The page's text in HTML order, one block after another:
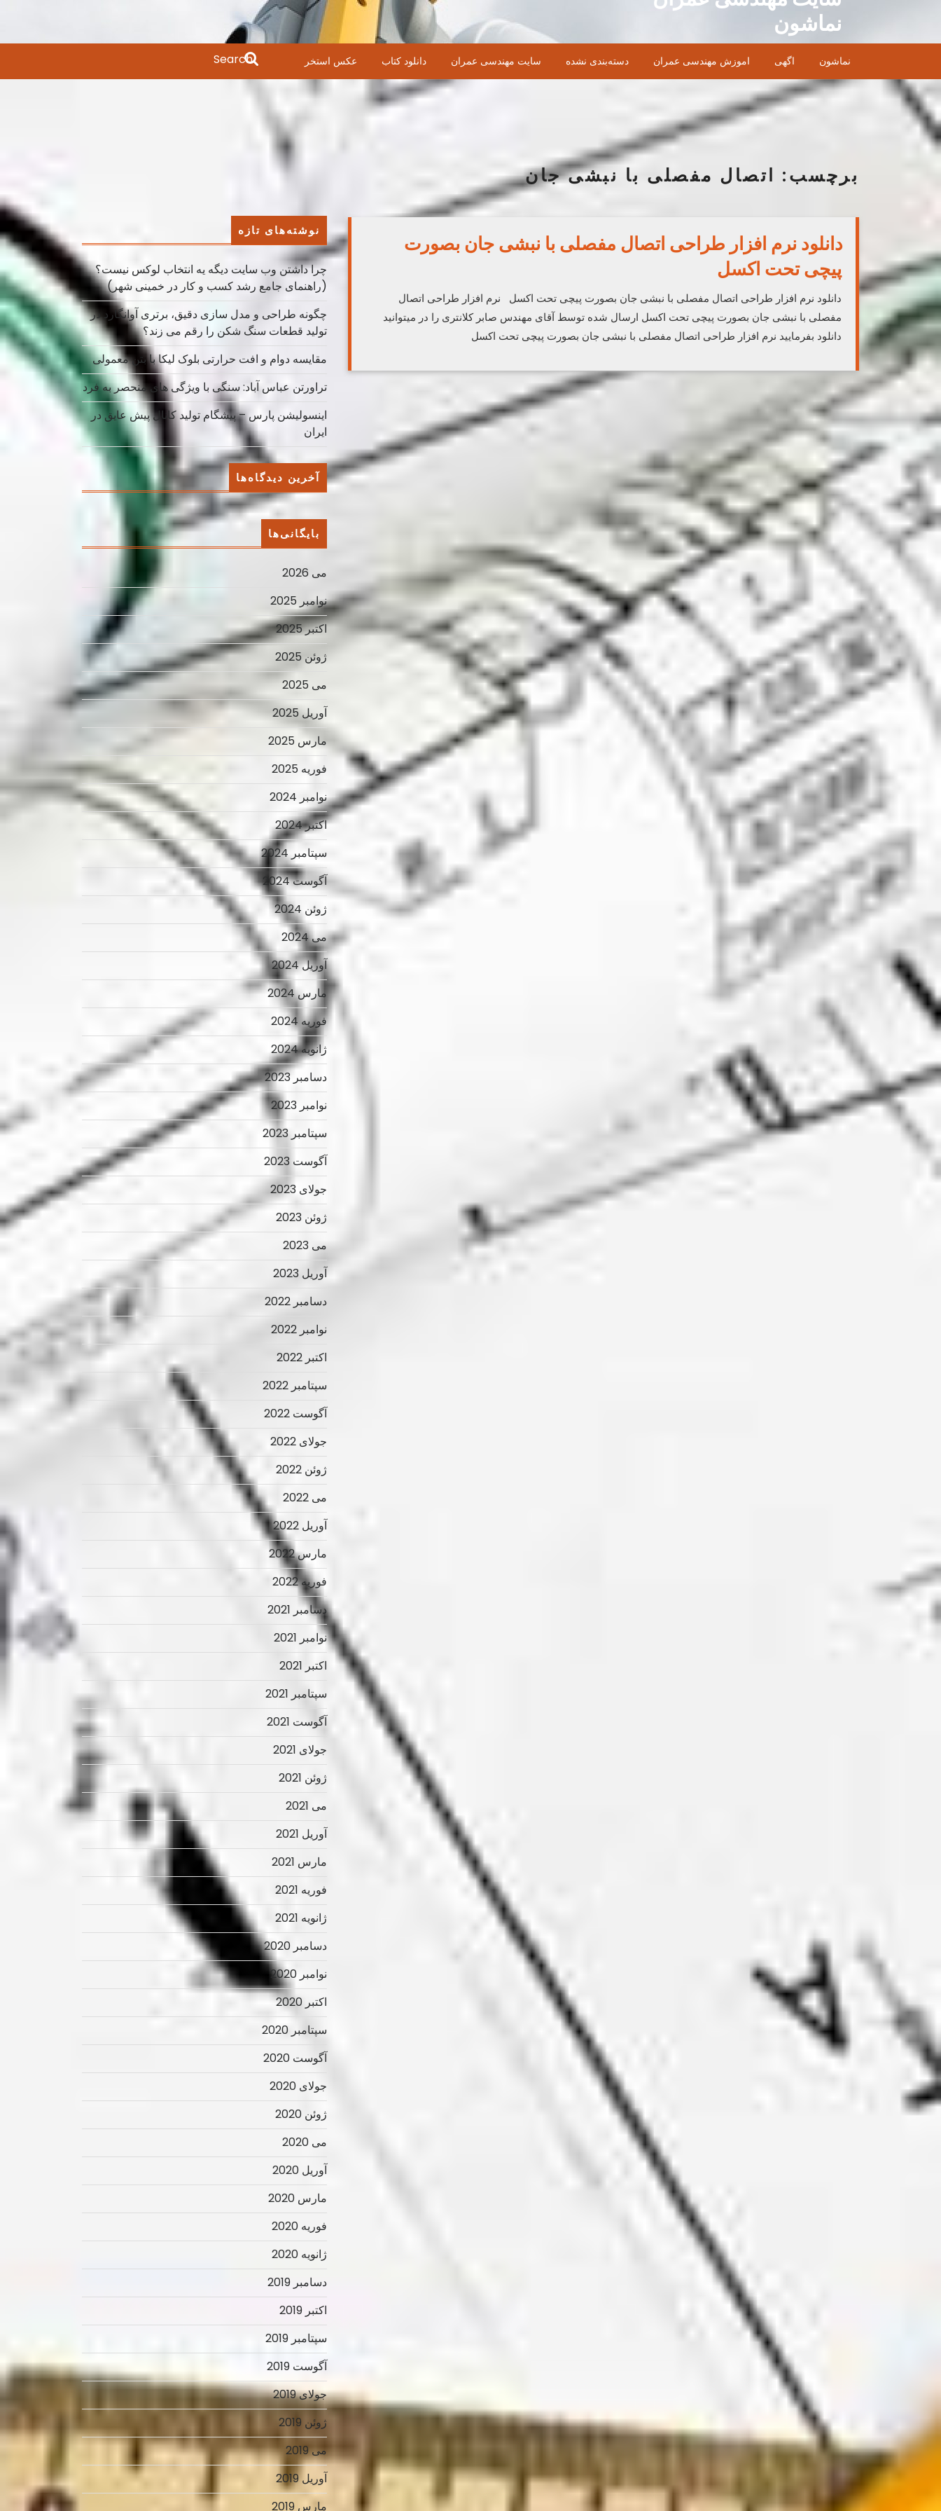
content
نماشون
نماشون اگهی اموزش مهندسی عمران دسته‌بندی نشده سایت مهندسی عمران دانلود کتاب عکس استخر
Search
for:
برچسب: اتصال مفصلی با نبشی جان
دانلود نرم افزار طراحی اتصال مفصلی با نبشی جان بصورت
پیچی تحت اکسل
دانلود نرم افزار طراحی اتصال مفصلی با نبشی جان بصورت پیچی تحت اکسل نرم افزار طراحی اتصال
مفصلی با نبشی جان بصورت پیچی تحت اکسل ارسال شده توسط آقای مهندس صابر کلانتری را در میتوانید
دانلود بفرمایید نرم افزار طراحی اتصال مفصلی با نبشی جان بصورت پیچی تحت اکسل
نوشته‌های تازه
چرا داشتن وب سایت دیگه یه انتخاب لوکس نیست؟
(راهنمای جامع رشد کسب ‌و کار در خمینی ‌شهر)
چگونه طراحی و مدل سازی دقیق، برتری آوانگارد در
تولید قطعات سنگ شکن را رقم می زند؟
مقایسه دوام و افت حرارتی بلوک لیکا با بتن معمولی
تراورتن عباس آباد: سنگی با ویژگی های منحصر به فرد
اینسولیشن پارس – پیشگام تولید کانال پیش عایق در
ایران
آخرین دیدگاه‌ها
بایگانی‌ها
می 2026
نوامبر 2025
اکتبر 2025
ژوئن 2025
می 2025
آوریل 2025
مارس 2025
فوریه 2025
نوامبر 2024
اکتبر 2024
سپتامبر 2024
آگوست 2024
ژوئن 2024
می 2024
آوریل 2024
مارس 2024
فوریه 2024
ژانویه 2024
دسامبر 2023
نوامبر 2023
سپتامبر 2023
آگوست 2023
جولای 2023
ژوئن 2023
می 2023
آوریل 2023
دسامبر 2022
نوامبر 2022
اکتبر 2022
سپتامبر 2022
آگوست 2022
جولای 2022
ژوئن 2022
می 2022
آوریل 2022
مارس 2022
فوریه 2022
دسامبر 2021
نوامبر 2021
اکتبر 2021
سپتامبر 2021
آگوست 2021
جولای 2021
ژوئن 2021
می 2021
آوریل 2021
مارس 2021
فوریه 2021
ژانویه 2021
دسامبر 2020
نوامبر 2020
اکتبر 2020
سپتامبر 2020
آگوست 2020
جولای 2020
ژوئن 2020
می 2020
آوریل 2020
مارس 2020
فوریه 2020
ژانویه 2020
دسامبر 2019
اکتبر 2019
سپتامبر 2019
آگوست 2019
جولای 2019
ژوئن 2019
می 2019
آوریل 2019
مارس 2019